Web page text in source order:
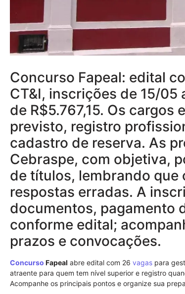
Concurso Fapeal: edital
CT&I, inscrições de 15/05
de R$5.767,15. Os
previsto, registro
cadastro de reserva. As
Cebraspe, com objetiva,
de títulos, lembrando que
respostas erradas. A
documentos, pagamento
conforme edital;
prazos e convocações.
Concurso Fapeal abre edital com 26 vagas para
atraente para quem tem nível superior e registro
Acompanhe os principais pontos e organize sua